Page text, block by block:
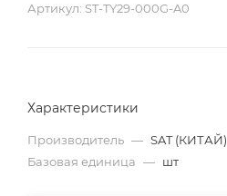
Артикул: ST-TY29-000G-A0
Характеристики
Производитель — SAT (КИТАЙ)
Базовая единица — шт